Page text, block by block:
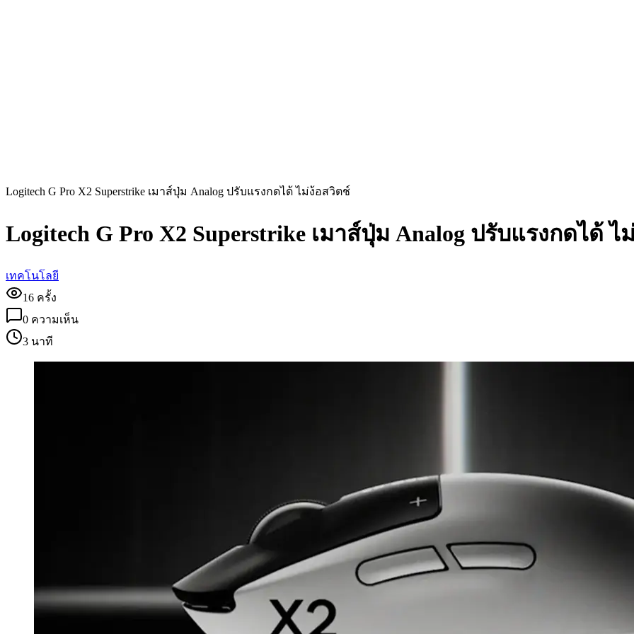
Logitech G Pro X2 Superstrike เมาส์ปุ่ม Analog ปรับแรงกดได้ ไม่ง้อสวิตช์
Logitech G Pro X2 Superstrike เมาส์ปุ่ม Analog ปรับแรงกดได้
เทคโนโลยี
16 ครั้ง
0 ความเห็น
3 นาที